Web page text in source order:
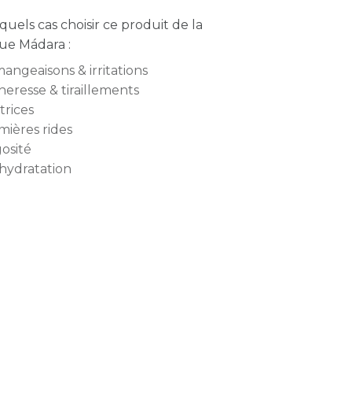
cas choisir ce produit de la
Mádara :
& irritations
& tiraillements
rides